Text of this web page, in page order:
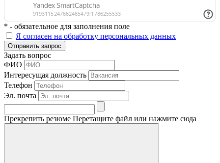
* - обязательное для заполнения поле
Я согласен на обработку персональных данных
Отправить запрос
Задать вопрос
ФИО
Интересущая должность
Телефон
Эл. почта
Прекрепить резюме Перетащите файл или нажмите сюда